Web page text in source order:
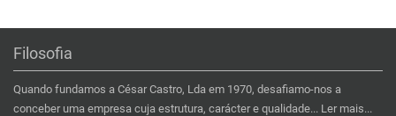
Filosofia
Quando fundamos a César Castro, Lda em 1970, desafiamo-nos a
conceber uma empresa cuja estrutura, carácter e qualidade... Ler mais...